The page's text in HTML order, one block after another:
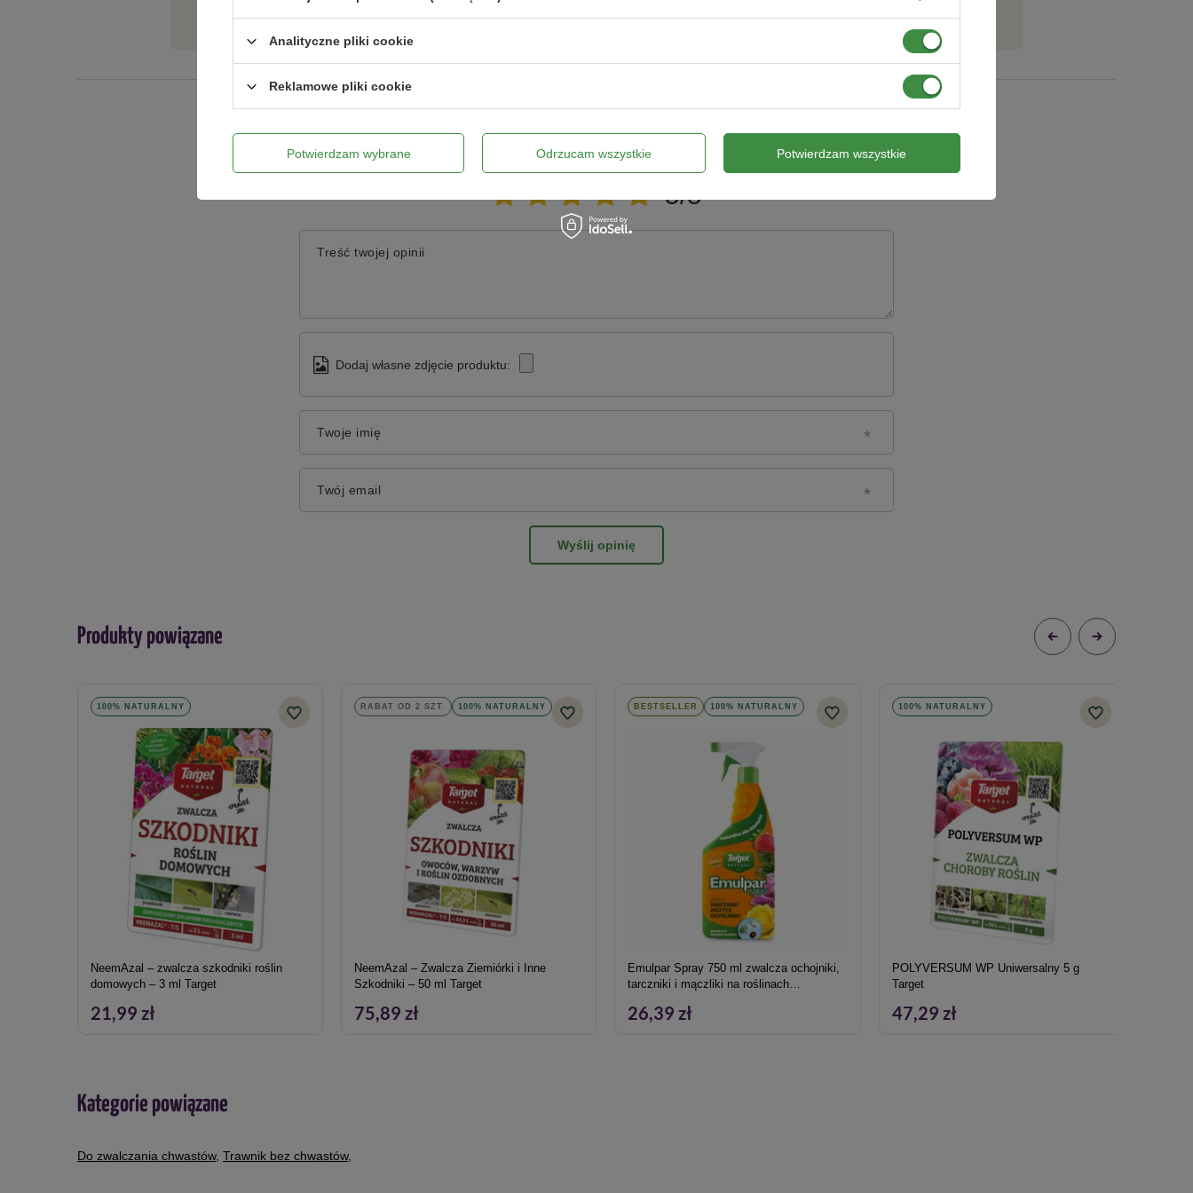
tego produktu. Postaramy się odpowiedzieć tak szybko jak tylko będzie to możliwe.
Napisz swoją opinię
Twoja ocena:
5/5
Treść twojej opinii
Dodaj własne zdjęcie produktu:
Twoje imię
Twój email
Wyślij opinię
Produkty powiązane
100% NATURALNY
NeemAzal – zwalcza szkodniki roślin
domowych – 3 ml Target
21,99 zł
RABAT OD 2 SZT. 100% NATURALNY
NeemAzal – Zwalcza Ziemiórki i Inne
Szkodniki – 50 ml Target
75,89 zł
BESTSELLER 100% NATURALNY
Emulpar Spray 750 ml zwalcza ochojniki,
tarczniki i mączliki na roślinach
26,39 zł
100% NATURALNY
POLYVERSUM WP Uniwersalny 5 g
Target
47,29 zł
Kategorie powiązane
Do zwalczania chwastów, Trawnik bez chwastów,
Analityczne pliki cookie
Reklamowe pliki cookie
Potwierdzam wybrane Odrzucam wszystkie Potwierdzam wszystkie